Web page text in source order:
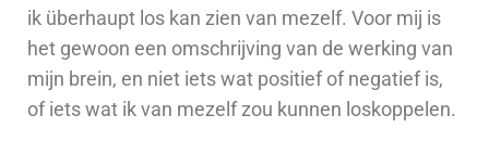
ik überhaupt los kan zien van mezelf. Voor mij is
het gewoon een omschrijving van de werking van
mijn brein, en niet iets wat positief of negatief is,
of iets wat ik van mezelf zou kunnen loskoppelen.